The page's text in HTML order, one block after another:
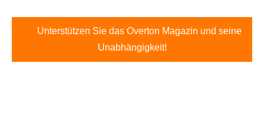
Unterstützen Sie das Overton Magazin und seine
Unabhängigkeit!